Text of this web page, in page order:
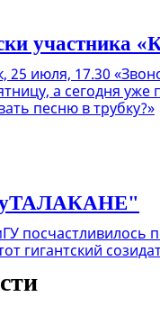
участника
июля, 17.30
а сегодня
песню в трубку?»
посчастливилось
гигантский